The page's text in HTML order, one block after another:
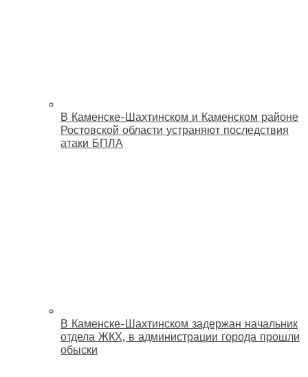
В Каменске-Шахтинском и Каменском районе
Ростовской области устраняют последствия
атаки БПЛА
В Каменске-Шахтинском задержан начальник
отдела ЖКХ, в администрации города прошли
обыски